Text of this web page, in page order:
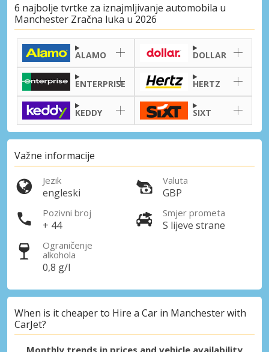
6 najbolje tvrtke za iznajmljivanje automobila u
Manchester Zračna luka u 2026
ALAMO DOLLAR
ENTERPRISE HERTZ
KEDDY SIXT
Važne informacije
Jezik
engleski
Valuta
GBP
Pozivni broj
+ 44
Smjer prometa
S lijeve strane
Ograničenje
alkohola
0,8 g/l
When is it cheaper to Hire a Car in Manchester with
CarJet?
Monthly trends in prices and vehicle availability